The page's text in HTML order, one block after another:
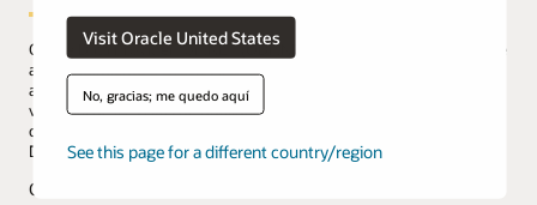
Visit Oracle United States
No, gracias; me quedo aquí
See this page for a different country/region
Oracle Data Provider for .NET (ODP.NET) ofrece acceso ADO.NET de
alto rendimiento a Oracle AI Database. Los desarrolladores pueden
aprovechar funciones avanzadas de Oracle, como búsqueda
vectorial de IA, vistas de dualidad relacional JSON, almacenamiento
de sentencias en caché autoajustable, Application Continuity y Deep
Data Security.
ODP.NET se ofrece en tres formatos.